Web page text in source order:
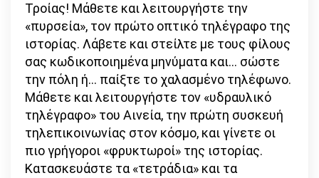
Τροίας! Μάθετε και λειτουργήστε την
«πυρσεία», τον πρώτο οπτικό τηλέγραφο της
ιστορίας. Λάβετε και στείλτε µε τους φίλους
σας κωδικοποιηµένα μηνύματα και… σώστε
την πόλη ή… παίξτε το χαλασµένο τηλέφωνο.
Μάθετε και λειτουργήστε τον «υδραυλικό
τηλέγραφο» του Αινεία, την πρώτη συσκευή
τηλεπικοινωνίας στον κόσµο, και γίνετε οι
πιο γρήγοροι «φρυκτωροί» της ιστορίας.
Κατασκευάστε τα «τετράδια» και τα